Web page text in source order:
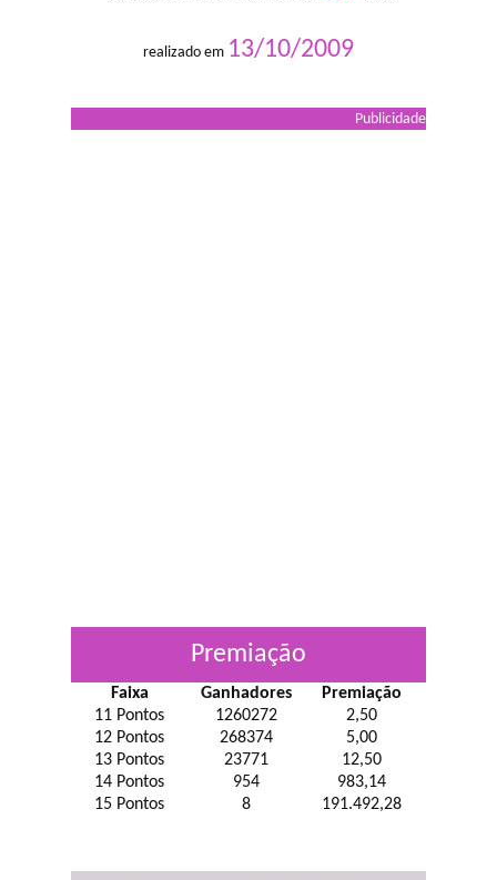
realizado em 13/10/2009
Publicidade
Premiação
Faixa Ganhadores
Premiação
11 Pontos
1260272
2,50
12 Pontos
268374
5,00
13 Pontos
23771
12,50
14 Pontos
954
983,14
15 Pontos
8 191.492,28